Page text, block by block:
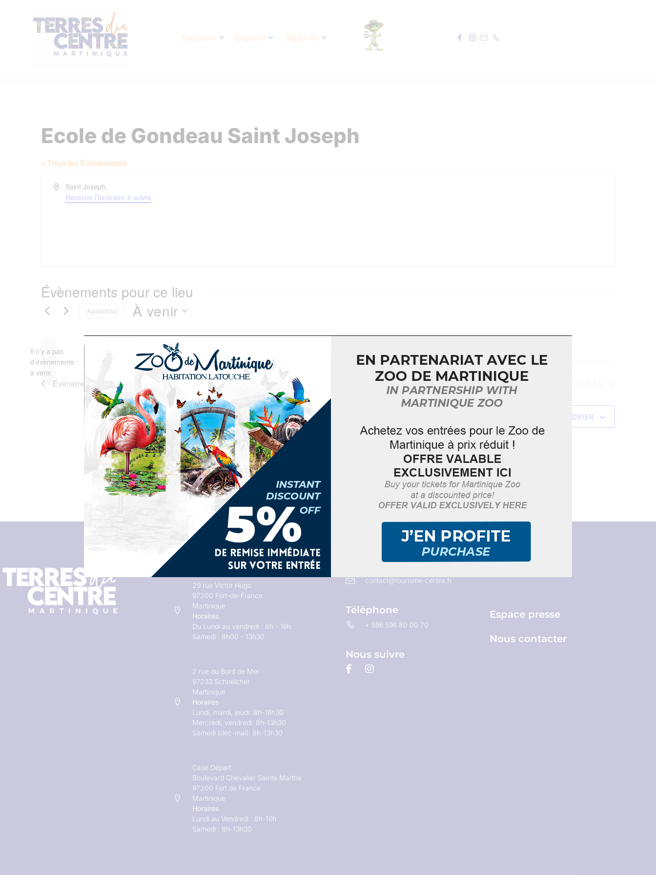
Découvrir Explorer Séjourner
Ecole de Gondeau Saint Joseph
« Tous les Évènements
AdresseSaint Joseph,
Recevoir l’Itinéraire à suivre
Évènements pour ce lieu
Notice
Il n’y a pas
d’évènements
à venir.
Aujourd’hui À venir
une
Évènements précédents ÉVÈNEMENTS
S’ABONNER AU CALENDRIER
29 rue Victor Hugo
97200 Fort-de-France
Martinique
Horaires
Du Lundi au vendredi : 8h - 16h
Samedi : 8h00 - 13h30
2 rue du Bord de Mer
97233 Schoelcher
Martinique
Horaires
Lundi, mardi, jeudi: 8h-16h30
Mercredi, vendredi: 8h-13h30
Samedi (dec-mai): 8h-13h30
Case Départ
Boulevard Chevalier Sainte Marthe
97200 Fort de France
Martinique
Horaires
Lundi au Vendredi : 8h-16h
Samedi : 8h-13h30
contact@tourisme-centre.fr
Téléphone
+ 596 596 80 00 70
Nous suivre
Brochures
Espace presse
Nous contacter